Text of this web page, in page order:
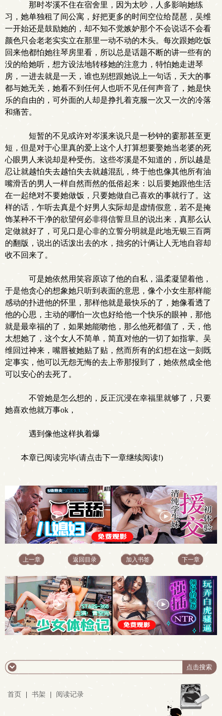
那时岑溪不住在宿舍里，因为太吵，人多影响她练
习，她单独租了间公寓，好把更多的时间空位给琵琶，吴维
一开始还是鼓励她的，却不知不觉嫉妒那个不会说话不会看
颜色只会老老实实立在那里一动不动的木头。每次跟她吃饭
回来他都怕她往琴房里看，所以总是话题不断的讲一些有的
没的给她听，想方设法地转移她的注意力，特怕她走进琴
房，一进去就是一天，谁也别想跟她说上一句话，天大的事
都与她无关，她看不到任何人也听不见任何声音了，她是快
乐的自由的，可外面的人却是挣扎着克服一次又一次的冷落
和痛苦。
短暂的不见或许对岑溪来说只是一秒钟的霎那甚至更
短，但是对于心里真的爱上这个人打算想要娶她当老婆的死
心眼男人来说却是种受伤。这些岑溪是不知道的，所以越是
忍让就越怕失去越怕失去就越混乱，终于他也像其他所有油
嘴滑舌的男人一样自然而然的低俗起来：以后要她跟他生活
在一起绝对不要她做饭，只要她做自己喜欢的事就行了。这
样的话，乍听去真是个好男人实际却是虚情假意，若不是掩
饰某种不干净的欲望何必非得信誓旦旦的说出来，真那么认
定做就好了，可见口是心非的立誓分明就是此地无银三百两
的翻版，说出的话泼出去的水，拙劣的计俩让人无地自容却
收不回来了。
可是她依然用笑容原谅了他的自私，温柔凝望着他，
于是他贪心的想象她只听到表面的意思，像个小女生那样能
感动的扑进他的怀里，那样他就是最快乐的了，她像看透了
他的心思，主动的哪怕一次也好给他一个快乐的眼神，那他
就是最幸福的了，如果她能吻他，那么他死都值了，天，他
太想她了，这个女人不简单，简直对他的一切了如指掌。吴
维回过神来，嘴唇被她贴了贴，然而所有的幻想在这一刻既
定事实，他可以无怨无悔的去上帝那报到了，她依然成全他
可以安心的去死了。
不管她是怎么想的，反正沉浸在幸福里就够了，只要
她喜欢他就万事ok，
遇到像他这样执着爆
本章已阅读完毕(请点击下一章继续阅读!)
上一章 返回目录 加入书签 下一章
首页 书架 阅读记录